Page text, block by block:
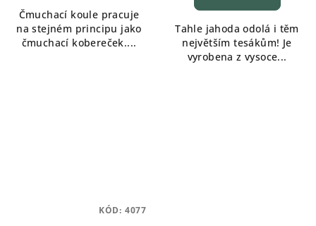
z
5
hvězdiček.
Čmuchací koule pracuje
na stejném principu jako
čmuchací kobereček....
Tahle jahoda odolá i těm
největším tesákům! Je
vyrobena z vysoce...
KÓD: 4077